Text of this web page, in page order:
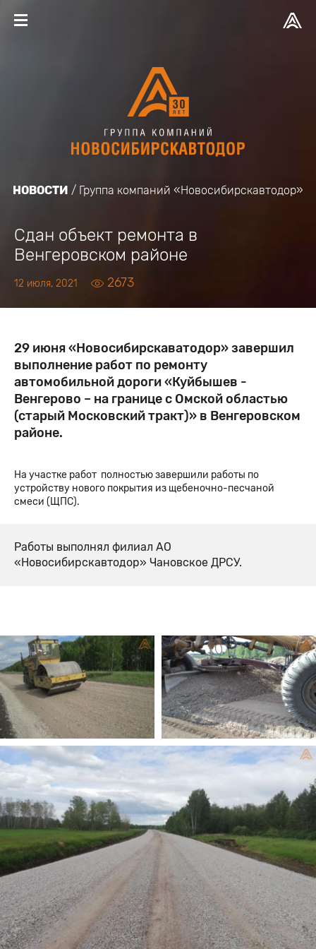
НОВОСТИ Группа компаний «Новосибирскавтодор»
Сдан объект ремонта в
Венгеровском районе
12 июля, 2021 2673
29 июня «Новосибирскаватодор» завершил
выполнение работ по ремонту
автомобильной дороги «Куйбышев -
Венгерово – на границе с Омской областью
(старый Московский тракт)» в Венгеровском
районе.
На участке работ полностью завершили работы по
устройству нового покрытия из щебеночно-песчаной
смеси (ЩПС).
Работы выполнял филиал АО
«Новосибирскавтодор» Чановское ДРСУ.